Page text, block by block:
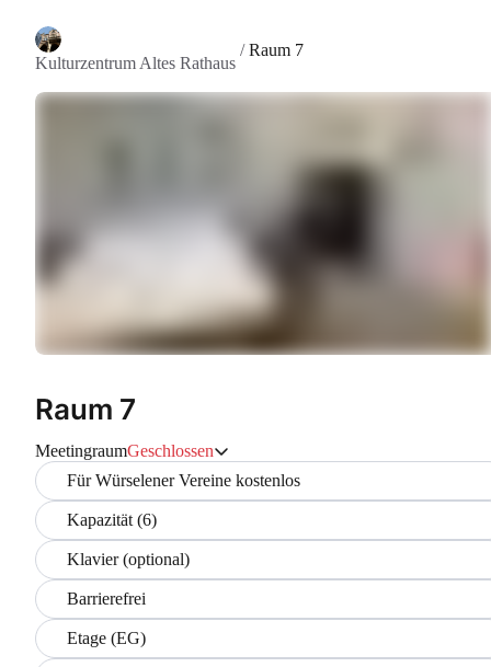
Kulturzentrum Altes Rathaus
/Raum 7
Raum 7
MeetingraumGeschlossen
Für Würselener Vereine kostenlos
Kapazität (6)
Klavier (optional)
Barrierefrei
Etage (EG)